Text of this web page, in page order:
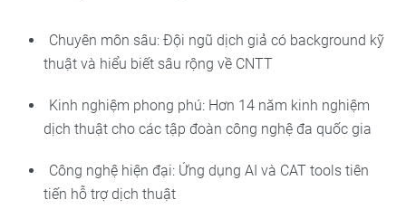
Chuyên môn sâu: Đội ngũ dịch giả có background kỹ
thuật và hiểu biết sâu rộng về CNTT
Kinh nghiệm phong phú: Hơn 14 năm kinh nghiệm
dịch thuật cho các tập đoàn công nghệ đa quốc gia
Công nghệ hiện đại: Ứng dụng AI và CAT tools tiên
tiến hỗ trợ dịch thuật